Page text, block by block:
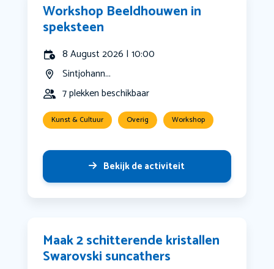
Workshop Beeldhouwen in
speksteen
8 August 2026 | 10:00
Sintjohann...
7 plekken beschikbaar
Kunst & Cultuur Overig Workshop
Bekijk de activiteit
Maak 2 schitterende kristallen
Swarovski suncathers